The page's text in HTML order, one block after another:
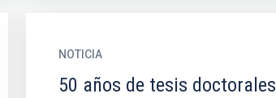
NOTICIA
50 años de tesis doctorales